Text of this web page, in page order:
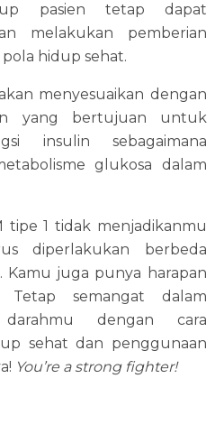
pasien tetap dapat
melakukan pemberian
hidup sehat.
menyesuaikan dengan
yang bertujuan untuk
insulin sebagaimana
glukosa dalam
tipe 1 tidak menjadikanmu
diperlakukan berbeda
Kamu juga punya harapan
semangat dalam
dengan cara
sehat dan penggunaan
You’re a strong fighter!